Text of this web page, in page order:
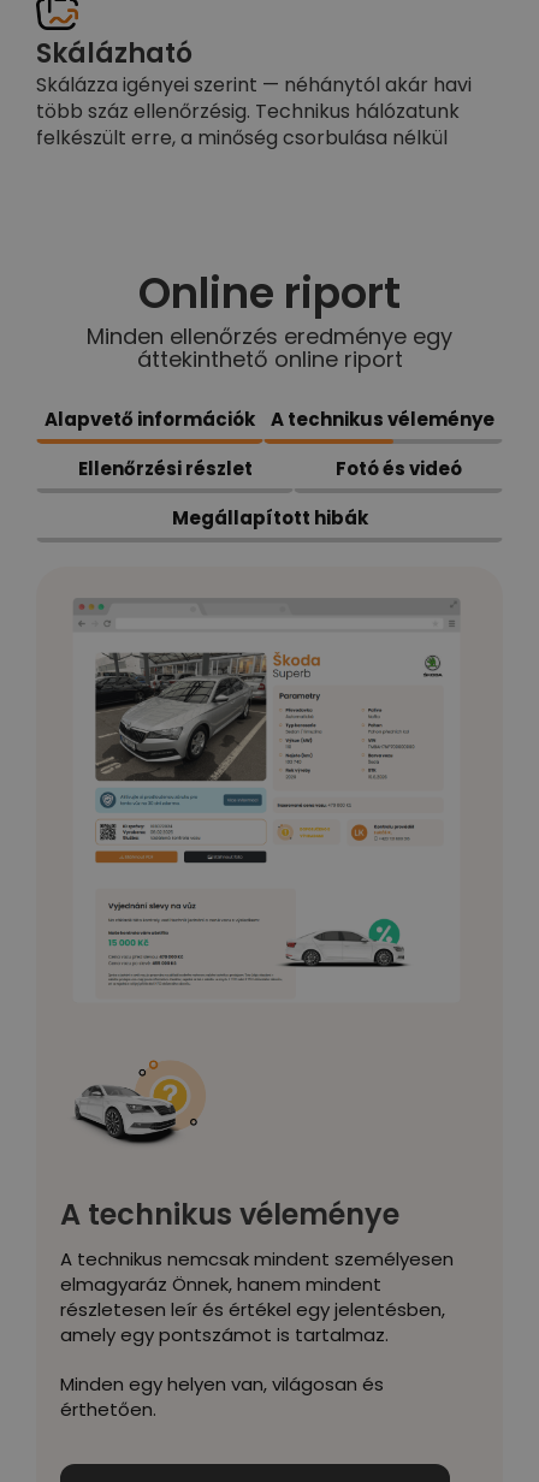
Skálázható
Skálázza igényei szerint — néhánytól akár havi
több száz ellenőrzésig. Technikus hálózatunk
felkészült erre, a minőség csorbulása nélkül
Online riport
Minden ellenőrzés eredménye egy
áttekinthető online riport
Alapvető információk
A technikus véleménye
Ellenőrzési részlet
Fotó és videó
Megállapított hibák
A technikus véleménye
A technikus nemcsak mindent személyesen
elmagyaráz Önnek, hanem mindent
részletesen leír és értékel egy jelentésben,
amely egy pontszámot is tartalmaz.
Minden egy helyen van, világosan és
érthetően.